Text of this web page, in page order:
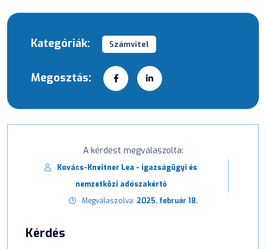
Kategóriák: Számvitel
Megosztás:
A kérdést megválaszolta:
Kovács-Kneitner Lea - igazságügyi és
nemzetközi adószakértő
Megválaszolva: 2025. február 18.
Kérdés